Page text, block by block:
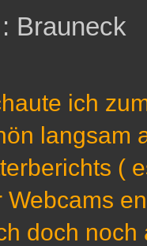
Brauneck
ich
langsam
(
doch